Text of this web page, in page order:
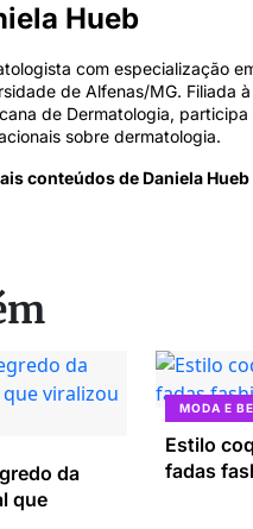
Hueb
com especialização
de Alfenas/MG. Filiada
de Dermatologia,
sobre dermatologia.
conteúdos de Daniela Hueb
da
que
MODA E
Estilo
fadas